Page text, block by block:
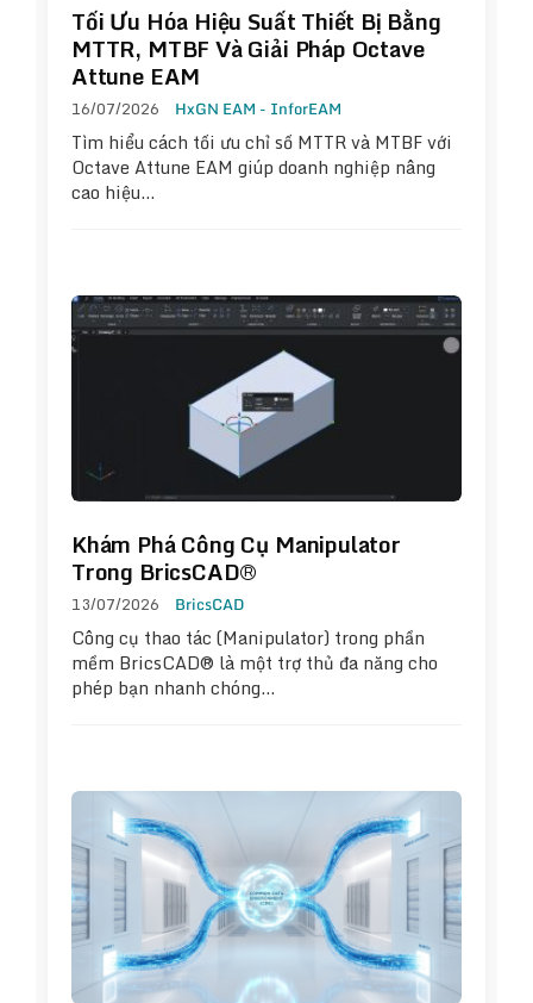
Tối Ưu Hóa Hiệu Suất Thiết Bị Bằng
MTTR, MTBF Và Giải Pháp Octave
Attune EAM
16/07/2026 HxGN EAM - InforEAM
Tìm hiểu cách tối ưu chỉ số MTTR và MTBF với
Octave Attune EAM giúp doanh nghiệp nâng
cao hiệu…
Khám Phá Công Cụ Manipulator
Trong BricsCAD®
13/07/2026 BricsCAD
Công cụ thao tác (Manipulator) trong phần
mềm BricsCAD® là một trợ thủ đa năng cho
phép bạn nhanh chóng…